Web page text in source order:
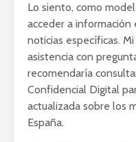
Lo siento, como
acceder a
noticias específicas.
asistencia con
recomendaría
Confidencial Digital
actualizada sobre los
España.